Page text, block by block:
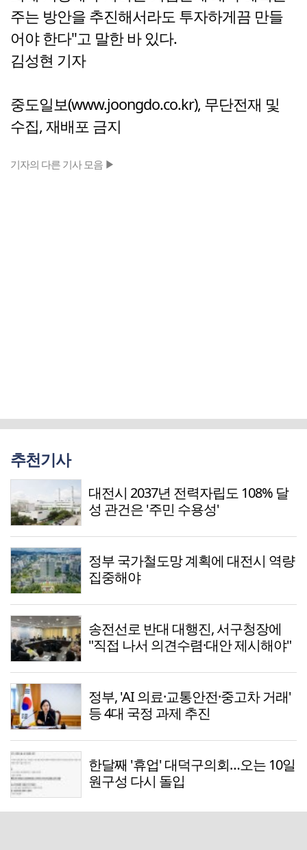
주는 방안을 추진해서라도 투자하게끔 만들
어야 한다"고 말한 바 있다.
김성현 기자
중도일보(www.joongdo.co.kr), 무단전재 및
수집, 재배포 금지
기자의 다른 기사 모음 ▶
추천기사
대전시 2037년 전력자립도 108% 달
성 관건은 '주민 수용성'
정부 국가철도망 계획에 대전시 역량
집중해야
송전선로 반대 대행진, 서구청장에
"직접 나서 의견수렴·대안 제시해야"
정부, 'AI 의료·교통안전·중고차 거래'
등 4대 국정 과제 추진
한달째 '휴업' 대덕구의회…오는 10일
원구성 다시 돌입